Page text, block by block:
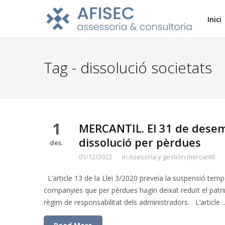
Inici
Tag - dissolució societats
1
des.
MERCANTIL. El 31 de
dissolució per pèrdues
01/12/2022 in Asesoría y gestión mercantil
L’article 13 de la Llei 3/2020 preveia la suspensió
companyies que per pèrdues hagin deixat reduït el
règim de responsabilitat dels administradors. L’article